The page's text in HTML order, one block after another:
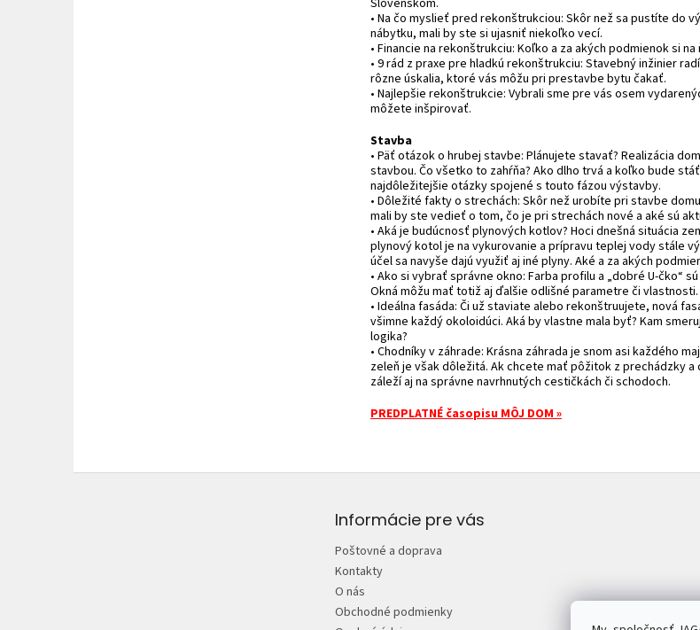
Slovenskom.
• Na čo myslieť pred rekonštrukciou: Skôr než sa pustíte do
nábytku, mali by ste si ujasniť niekoľko vecí.
• Financie na rekonštrukciu: Koľko a za akých podmienok si
• 9 rád z praxe pre hladkú rekonštrukciu: Stavebný inžinier
rôzne úskalia, ktoré vás môžu pri prestavbe bytu čakať.
• Najlepšie rekonštrukcie: Vybrali sme pre vás osem
môžete inšpirovať.
Stavba
• Päť otázok o hrubej stavbe: Plánujete stavať? Realizácia
stavbou. Čo všetko to zahŕňa? Ako dlho trvá a koľko bude
najdôležitejšie otázky spojené s touto fázou výstavby.
• Dôležité fakty o strechách: Skôr než urobíte pri stavbe
mali by ste vedieť o tom, čo je pri strechách nové a aké sú
• Aká je budúcnosť plynových kotlov? Hoci dnešná situácia
plynový kotol je na vykurovanie a prípravu teplej vody stále
účel sa navyše dajú využiť aj iné plyny. Aké a za akých
• Ako si vybrať správne okno: Farba profilu a „dobré U-čko“
Okná môžu mať totiž aj ďalšie odlišné parametre či vlastnosti.
• Ideálna fasáda: Či už staviate alebo rekonštruujete, nová
všimne každý okoloidúci. Aká by vlastne mala byť? Kam
logika?
• Chodníky v záhrade: Krásna záhrada je snom asi každého
zeleň je však dôležitá. Ak chcete mať pôžitok z prechádzky
záleží aj na správne navrhnutých cestičkách či schodoch.
PREDPLATNÉ časopisu MÔJ DOM »
Informácie pre vás
Poštovné a doprava
Kontakty
O nás
Obchodné podmienky